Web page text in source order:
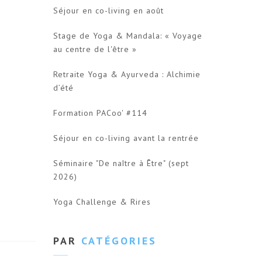
Séjour en co-living en août
Stage de Yoga & Mandala: « Voyage
au centre de l'être »
Retraite Yoga & Ayurveda : Alchimie
d’été
Formation PACoo' #114
Séjour en co-living avant la rentrée
Séminaire "De naître à Être" (sept
2026)
Yoga Challenge & Rires
PAR CATÉGORIES